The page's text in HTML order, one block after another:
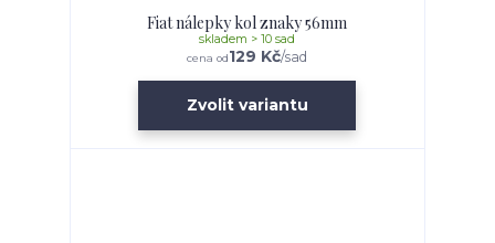
Fiat nálepky kol znaky 56mm
cena od129 Kč/sad
skladem > 10 sad
Zvolit variantu